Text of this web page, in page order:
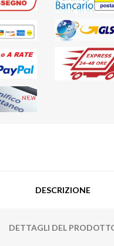
DESCRIZIONE
DETTAGLI DEL